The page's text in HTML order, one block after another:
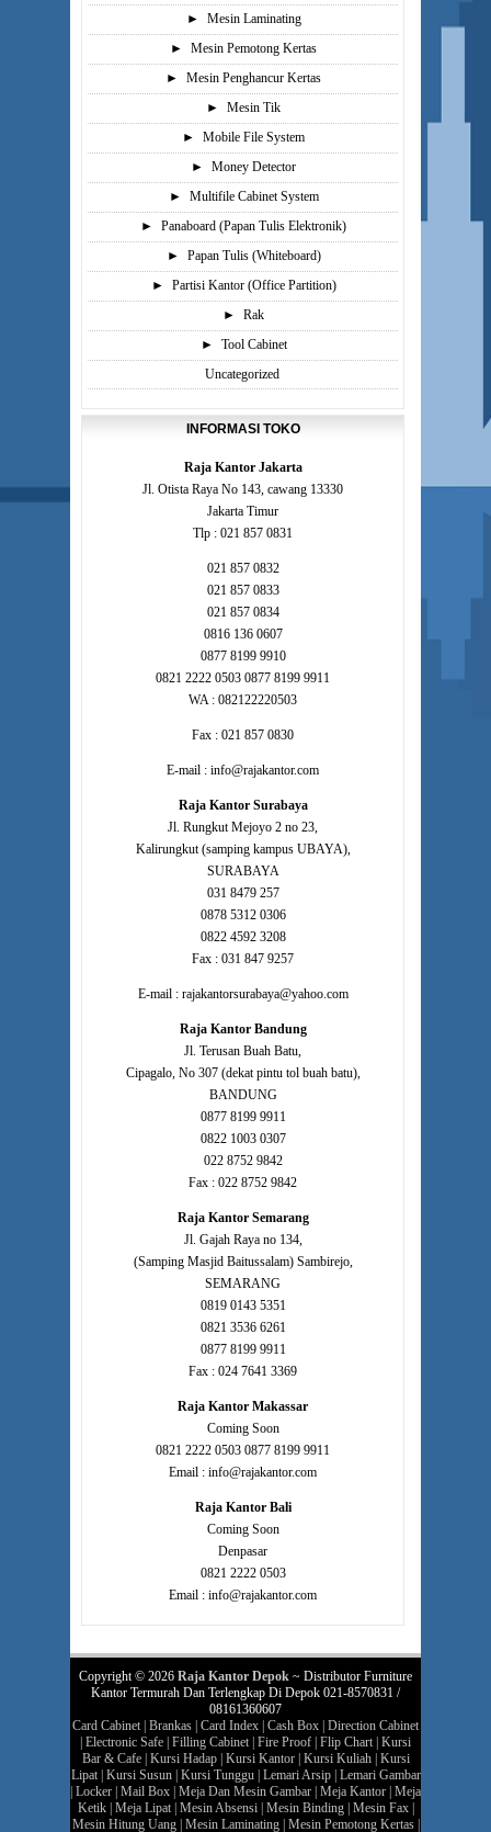
►
Mesin Laminating
►
Mesin Pemotong Kertas
►
Mesin Penghancur Kertas
►
Mesin Tik
►
Mobile File System
►
Money Detector
►
Multifile Cabinet System
►
Panaboard (Papan Tulis Elektronik)
►
Papan Tulis (Whiteboard)
►
Partisi Kantor (Office Partition)
►
Rak
►
Tool Cabinet
Uncategorized
INFORMASI TOKO
Raja Kantor Jakarta
Jl. Otista Raya No 143, cawang 13330
Jakarta Timur
Tlp : 021 857 0831
021 857 0832
021 857 0833
021 857 0834
0816 136 0607
0877 8199 9910
0821 2222 0503 0877 8199 9911
WA : 082122220503
Fax : 021 857 0830
E-mail : info@rajakantor.com
Raja Kantor Surabaya
Jl. Rungkut Mejoyo 2 no 23,
Kalirungkut (samping kampus UBAYA),
SURABAYA
031 8479 257
0878 5312 0306
0822 4592 3208
Fax : 031 847 9257
E-mail : rajakantorsurabaya@yahoo.com
Raja Kantor Bandung
Jl. Terusan Buah Batu,
Cipagalo, No 307 (dekat pintu tol buah batu),
BANDUNG
0877 8199 9911
0822 1003 0307
022 8752 9842
Fax : 022 8752 9842
Raja Kantor Semarang
Jl. Gajah Raya no 134,
(Samping Masjid Baitussalam) Sambirejo,
SEMARANG
0819 0143 5351
0821 3536 6261
0877 8199 9911
Fax : 024 7641 3369
Raja Kantor Makassar
Coming Soon
0821 2222 0503 0877 8199 9911
Email : info@rajakantor.com
Raja Kantor Bali
Coming Soon
Denpasar
0821 2222 0503
Email : info@rajakantor.com
Copyright © 2026 Raja Kantor Depok ~ Distributor Furniture
Kantor Termurah Dan Terlengkap Di Depok 021-8570831 /
08161360607
Card Cabinet Brankas Card Index Cash Box Direction Cabinet
Electronic Safe Filling Cabinet Fire Proof Flip Chart Kursi
Bar & Cafe| Kursi Hadap| Kursi Kantor| Kursi Kuliah| Kursi
Lipat| Kursi Susun| Kursi Tunggu| Lemari Arsip| Lemari Gambar
Locker Mail Box Meja Dan Mesin Gambar Meja Kantor Meja
Ketik| Meja Lipat| Mesin Absensi| Mesin Binding| Mesin Fax|
Mesin Hitung Uang| Mesin Laminating| Mesin Pemotong Kertas|